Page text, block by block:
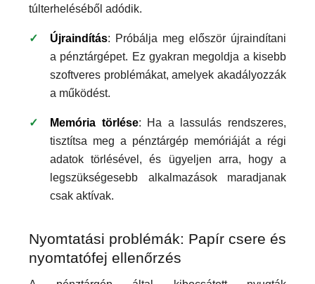
túlterheléséből adódik.
Újraindítás: Próbálja meg először újraindítani
a pénztárgépet. Ez gyakran megoldja a kisebb
szoftveres problémákat, amelyek akadályozzák
a működést.
Memória törlése: Ha a lassulás rendszeres,
tisztítsa meg a pénztárgép memóriáját a régi
adatok törlésével, és ügyeljen arra, hogy a
legszükségesebb alkalmazások maradjanak
csak aktívak.
Nyomtatási problémák: Papír csere és
nyomtatófej ellenőrzés